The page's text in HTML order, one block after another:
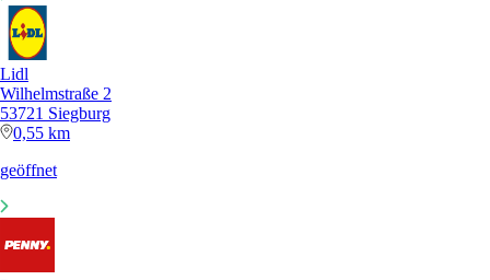
Lidl
Wilhelmstraße 2
53721 Siegburg
0,55 km
geöffnet